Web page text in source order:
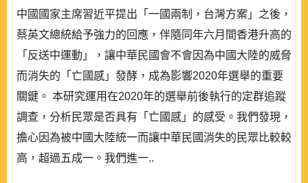
中國國家主席習近平提出「一國兩制，台灣方案」之後，
蔡英文總統給予強力的回應，伴隨同年六月間香港升高的
「反送中運動」，讓中華民國會不會因為中國大陸的威脅
而消失的「亡國感」發酵，成為影響2020年選舉的重要
關鍵。 本研究運用在2020年的選舉前後執行的定群追蹤
調查，分析民眾是否具有「亡國感」的感受。我們發現，
擔心因為被中國大陸統一而讓中華民國消失的民眾比較較
高，超過五成一。我們進一..